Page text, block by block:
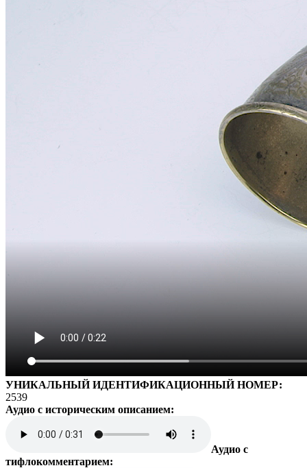
УНИКАЛЬНЫЙ ИДЕНТИФИКАЦИОННЫЙ НОМЕР:
2539
Аудио с историческим описанием:
Аудио с
тифлокомментарием: